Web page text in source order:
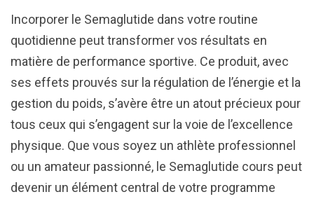
Incorporer le Semaglutide dans votre routine
quotidienne peut transformer vos résultats en
matière de performance sportive. Ce produit, avec
ses effets prouvés sur la régulation de l’énergie et la
gestion du poids, s’avère être un atout précieux pour
tous ceux qui s’engagent sur la voie de l’excellence
physique. Que vous soyez un athlète professionnel
ou un amateur passionné, le Semaglutide cours peut
devenir un élément central de votre programme